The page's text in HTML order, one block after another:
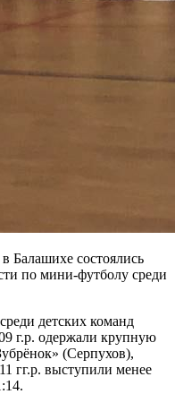
состоялись
по мини-футболу среди
детских команд
г.р. одержали крупную
(Серпухов),
гг.р. выступили менее